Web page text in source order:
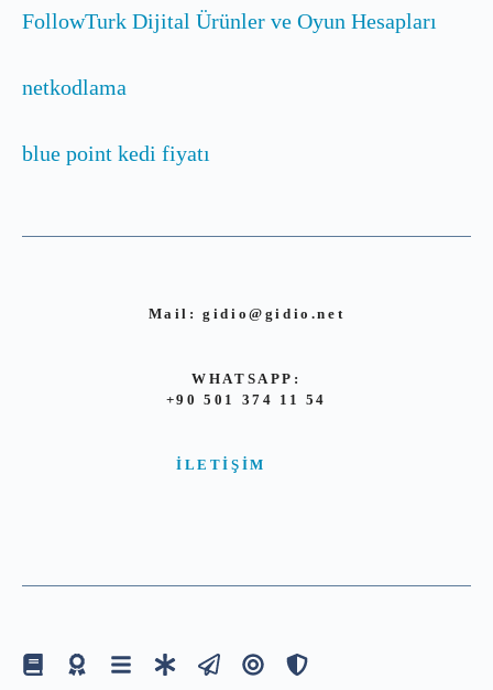
FollowTurk Dijital Ürünler ve Oyun Hesapları
netkodlama
blue point kedi fiyatı
Mail: gidio@gidio.net
WHATSAPP:
+90 501 374 11 54
İLETIŞIM